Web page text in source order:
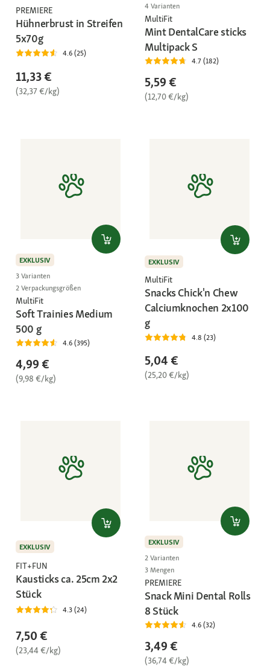
PREMIERE
Hühnerbrust in Streifen
5x70g
4.6 (25)
11,33 €
(32,37 €/kg)
4 Varianten
MultiFit
Mint DentalCare sticks
Multipack S
4.7 (182)
5,59 €
(12,70 €/kg)
EXKLUSIV
3 Varianten
2 Verpackungsgrößen
MultiFit
Soft Trainies Medium
500 g
4.6 (395)
4,99 €
(9,98 €/kg)
EXKLUSIV
MultiFit
Snacks Chick'n Chew
Calciumknochen 2x100
g
4.8 (23)
5,04 €
(25,20 €/kg)
EXKLUSIV
FIT+FUN
Kausticks ca. 25cm 2x2
Stück
4.3 (24)
7,50 €
(23,44 €/kg)
EXKLUSIV
2 Varianten
3 Mengen
PREMIERE
Snack Mini Dental Rolls
8 Stück
4.6 (32)
3,49 €
(36,74 €/kg)